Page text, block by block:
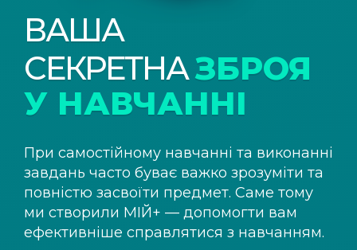
ВАША
СЕКРЕТНАЗБРОЯ
У НАВЧАННІ
При самостійному навчанні та виконанні
завдань часто буває важко зрозуміти та
повністю засвоїти предмет. Саме тому
ми створили МІЙ+ — допомогти вам
ефективніше справлятися з навчанням.